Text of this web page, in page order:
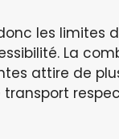
les limites
La
attire de